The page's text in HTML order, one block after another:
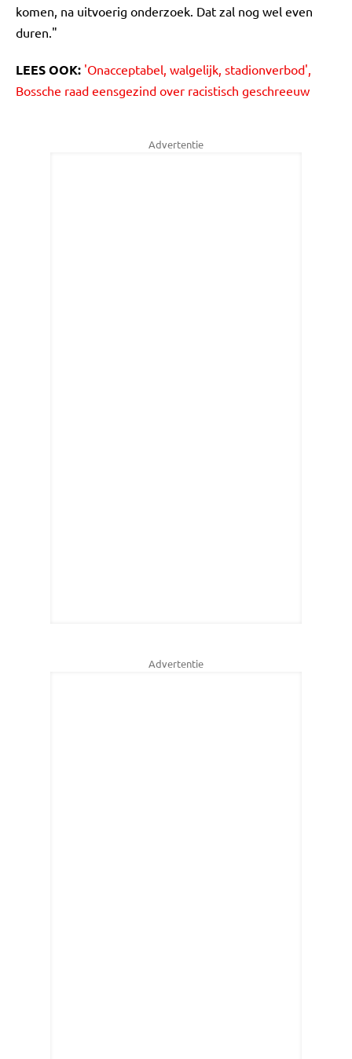
komen, na uitvoerig onderzoek. Dat zal nog wel even
duren."
LEES OOK: 'Onacceptabel, walgelijk, stadionverbod',
Bossche raad eensgezind over racistisch geschreeuw
Advertentie
Advertentie